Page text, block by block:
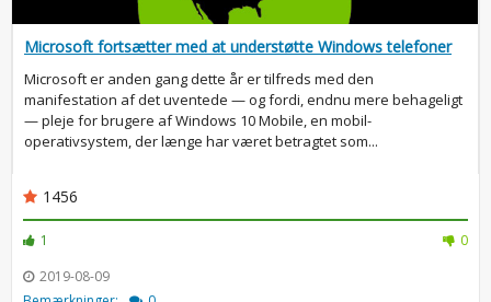
Microsoft fortsætter med at understøtte Windows telefoner
Microsoft er anden gang dette år er tilfreds med den
manifestation af det uventede — og fordi, endnu mere behageligt
— pleje for brugere af Windows 10 Mobile, en mobil-
operativsystem, der længe har været betragtet som...
1456
1
0
2019-08-09